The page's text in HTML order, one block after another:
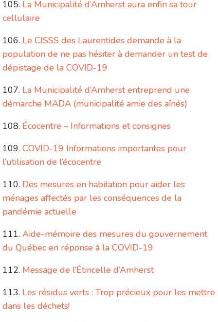
La Municipalité d’Amherst aura enfin sa tour
cellulaire
Le CISSS des Laurentides demande à la
population de ne pas hésiter à demander un test de
dépistage de la COVID-19
La Municipalité d’Amherst entreprend une
démarche MADA (municipalité amie des aînés)
Écocentre – Informations et consignes
COVID-19 Informations importantes pour
l’utilisation de l’écocentre
Des mesures en habitation pour aider les
ménages affectés par les conséquences de la
pandémie actuelle
Aide-mémoire des mesures du gouvernement
du Québec en réponse à la COVID-19
Message de l’Étincelle d’Amherst
Les résidus verts : Trop précieux pour les mettre
dans les déchets!